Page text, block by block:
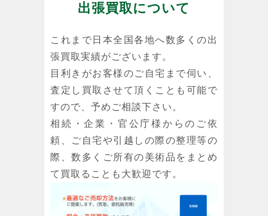
出張買取について
これまで日本全国各地へ数多くの出
張買取実績がございます。
目利きがお客様のご自宅まで伺い、
査定し買取させて頂くことも可能で
すので、予めご相談下さい。
相続・企業・官公庁様からのご依
頼、ご自宅や引越しの際の整理等の
際、数多くご所有の美術品をまとめ
て買取ることも大歓迎です。